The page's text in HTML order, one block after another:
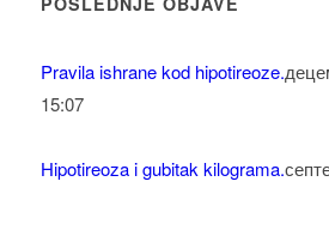
Pravila ishrane kod hipotireoze.
15:07
Hipotireoza i gubitak kilograma.